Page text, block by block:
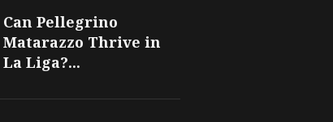
Can Pellegrino
Matarazzo Thrive in
La Liga?...